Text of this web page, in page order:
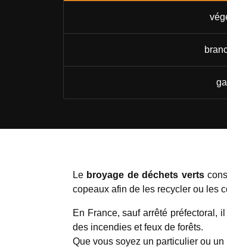
Le broyage de déchets verts
copeaux afin de les recycler ou les
En France, sauf arrêté préfectoral,
des incendies et feux de forêts.
Que vous soyez un particulier ou